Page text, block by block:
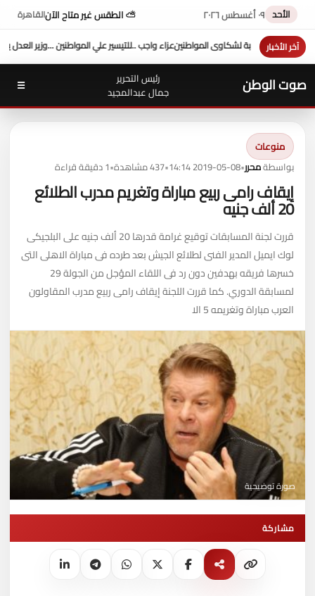
الأحد ٠٩ أغسطس ٢٠٢٦ ⛅ الطقس غير متاح الآنالقاهرة
آخر الأخبار
د. طه محمد أبوللتيسير علي المواطنين ...وزير العدل يفتتح محكمة بورفؤاد الجزئيةواجب ..
صوت الوطن
رئيس التحرير
جمال عبدالمجيد
☰
منوعات
بواسطةمحرر•
2019-05-08 14:14
•437 مشاهدة •1 دقيقة قراءة
إيقاف رامى ربيع مباراة وتغريم مدرب الطلائع
20 ألف جنيه
قررت لجنة المسابقات توقيع غرامة قدرها 20 ألف جنيه على البلجيكى
لوك ايميل المدير الفنى لطلائع الجيش بعد طرده فى مباراة الاهلى التى
خسرها فريقه بهدفين دون رد فى اللقاء المؤجل من الجولة 29
لمسابقة الدوري. كما قررت اللجنة إيقاف رامى ربيع مدرب المقاولون
العرب مباراة وتغريمه 5 الا
صورة توضيحية
مشاركة